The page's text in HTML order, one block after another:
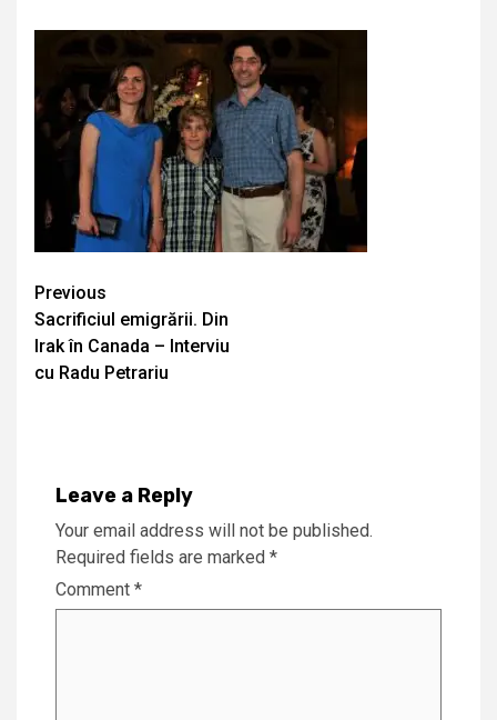
Continue
Reading
Previous
Sacrificiul emigrării. Din
Irak în Canada – Interviu
cu Radu Petrariu
Leave a Reply
Your email address will not be published.
Required fields are marked *
Comment *